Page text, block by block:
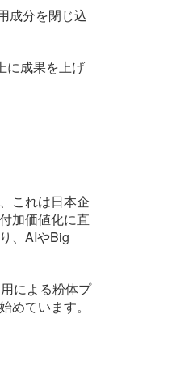
成分を閉じ込
に成果を上げ
これは日本企
加価値化に直
、AIやBig
による粉体プ
ています。